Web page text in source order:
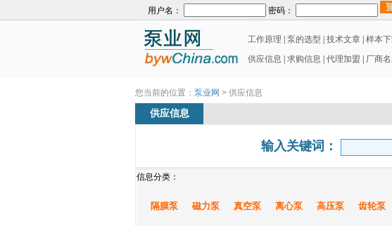
用户名： 密码：
工作原理 泵的选型 技术文章 样本
供应信息
求购信息 代理加盟 厂商
您当前的位置： 泵业网 > 供应信息
供应信息
输入关键词：
信息分类：
隔膜泵 磁力泵 真空泵 离心泵 高压泵 齿轮泵